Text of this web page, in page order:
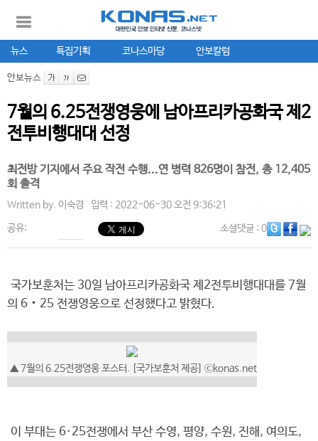
뉴스 특집기획 코나스마당 안보칼럼
안보뉴스
7월의 6.25전쟁영웅에 남아프리카공화국 제2
전투비행대대 선정
최전방 기지에서 주요 작전 수행...연 병력 826명이 참전, 총 12,405
회 출격
Written by. 이숙경 입력 : 2022-06-30 오전 9:36:21
공유: 소셜댓글: 0
국가보훈처는 30일 남아프리카공화국 제2전투비행대대를 7월
의 6‧25 전쟁영웅으로 선정했다고 밝혔다.
▲ 7월의 6.25전쟁영웅 포스터. [국가보훈처 제공] ⓒkonas.net
이 부대는 6·25전쟁에서 부산 수영, 평양, 수원, 진해, 여의도,